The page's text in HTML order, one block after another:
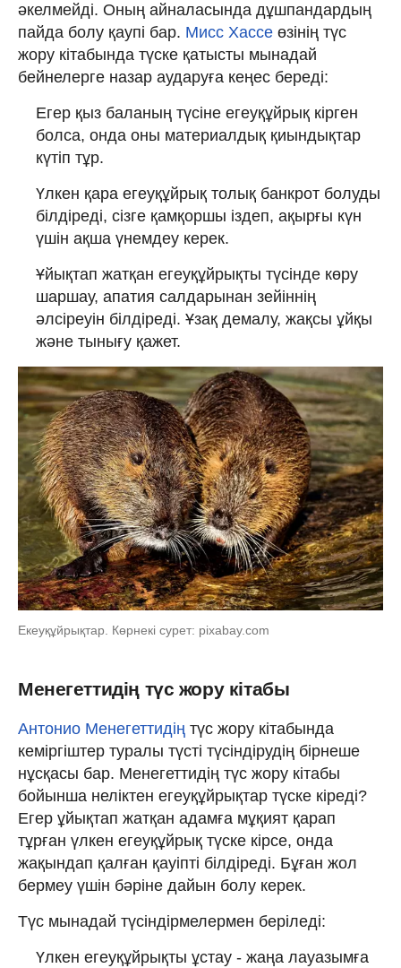
әкелмейді. Оның айналасында дұшпандардың
пайда болу қаупі бар. Мисс Хассе өзінің түс
жору кітабында түске қатысты мынадай
бейнелерге назар аударуға кеңес береді:
Егер қыз баланың түсіне егеуқұйрық кірген
болса, онда оны материалдық қиындықтар
күтіп тұр.
Үлкен қара егеуқұйрық толық банкрот болуды
білдіреді, сізге қамқоршы іздеп, ақырғы күн
үшін ақша үнемдеу керек.
Ұйықтап жатқан егеуқұйрықты түсінде көру
шаршау, апатия салдарынан зейіннің
әлсіреуін білдіреді. Ұзақ демалу, жақсы ұйқы
және тынығу қажет.
Екеуқұйрықтар. Көрнекі сурет: pixabay.com
Менегеттидің түс жору кітабы
Антонио Менегеттидің түс жору кітабында
кеміргіштер туралы түсті түсіндірудің бірнеше
нұсқасы бар. Менегеттидің түс жору кітабы
бойынша неліктен егеуқұйрықтар түске кіреді?
Егер ұйықтап жатқан адамға мұқият қарап
тұрған үлкен егеуқұйрық түске кірсе, онда
жақындап қалған қауіпті білдіреді. Бұған жол
бермеу үшін бәріне дайын болу керек.
Түс мынадай түсіндірмелермен беріледі:
Үлкен егеуқұйрықты ұстау - жаңа лауазымға